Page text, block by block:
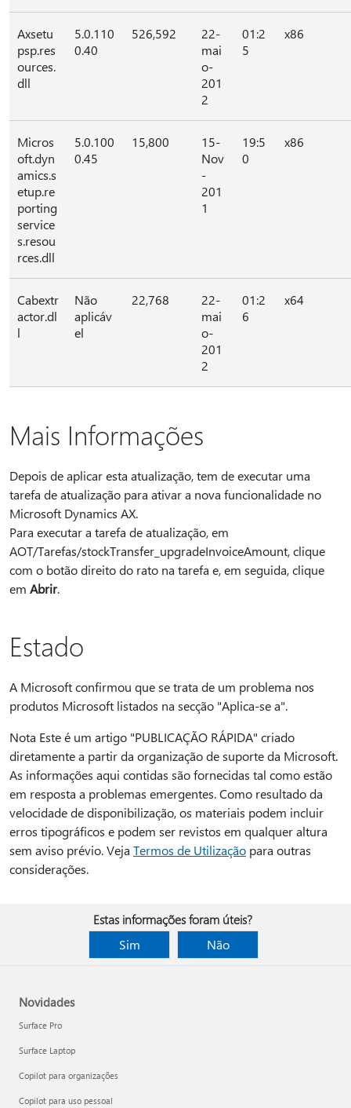
Axsetu
psp.res
ources.
dll
5.0.110
0.40
526,592
22-
mai
o-
201
2
01:2
5
x86
Micros
oft.dyn
amics.s
etup.re
porting
service
s.resou
rces.dll
5.0.100
0.45
15,800
15-
Nov
-
201
1
19:5
0
x86
Cabextr
actor.dl
l
Não
aplicáv
el
22,768
22-
mai
o-
201
2
01:2
6
x64
Mais Informações
Depois de aplicar esta atualização, tem de executar uma
tarefa de atualização para ativar a nova funcionalidade no
Microsoft Dynamics AX.
Para executar a tarefa de atualização, em
AOT/Tarefas/stockTransfer_upgradeInvoiceAmount, clique
com o botão direito do rato na tarefa e, em seguida, clique
em Abrir.
Estado
A Microsoft confirmou que se trata de um problema nos
produtos Microsoft listados na secção "Aplica-se a".
Nota Este é um artigo "PUBLICAÇÃO RÁPIDA" criado
diretamente a partir da organização de suporte da Microsoft.
As informações aqui contidas são fornecidas tal como estão
em resposta a problemas emergentes. Como resultado da
velocidade de disponibilização, os materiais podem incluir
erros tipográficos e podem ser revistos em qualquer altura
sem aviso prévio. Veja Termos de Utilização para outras
considerações.
Estas informações foram úteis?
Sim
Não
Novidades
Surface Pro
Surface Laptop
Copilot para organizações
Copilot para uso pessoal